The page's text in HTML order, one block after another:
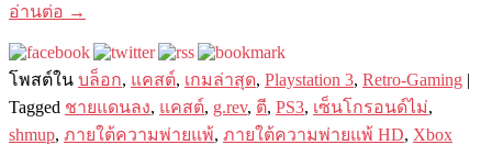
อ่านต่อ →
โพสต์ใน บล็อก, แคสต์, เกมล่าสุด, Playstation 3, Retro-Gaming |
Tagged ชายแดนลง, แคสต์, g.rev, ตี, PS3, เซ็นโกรอนด์ไม่,
shmup, ภายใต้ความพ่ายแพ้, ภายใต้ความพ่ายแพ้ HD, Xbox